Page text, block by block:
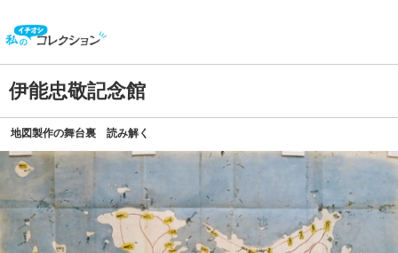
伊能忠敬記念館
地図製作の舞台裏 読み解く